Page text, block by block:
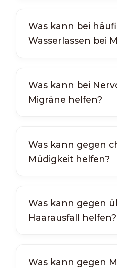
Was kann bei
Wasserlassen bei
Was kann bei
Migräne helfen?
Was kann gegen
Müdigkeit helfen?
Was kann gegen
Haarausfall helfen?
Was kann gegen